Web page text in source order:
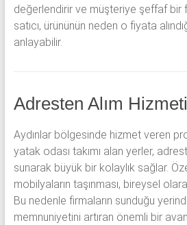
değerlendirir ve müşteriye şeffaf bir
satıcı, ürününün neden o fiyata
anlayabilir.
Adresten Alım Hizmeti
Aydınlar bölgesinde hizmet veren
yatak odası takımı alan yerler,
sunarak büyük bir kolaylık sağlar.
mobilyaların taşınması, bireysel
Bu nedenle firmaların sunduğu
memnuniyetini artıran önemli bir